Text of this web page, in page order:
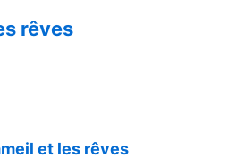
rêves
et les rêves